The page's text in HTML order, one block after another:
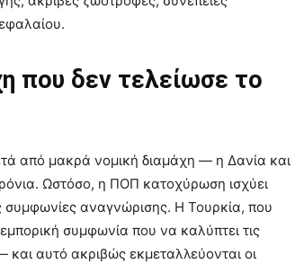
που δεν τελείωσε το
από μακρά νομική διαμάχη — η Δανία και
Ωστόσο, η ΠΟΠ κατοχύρωση ισχύει
συμφωνίες αναγνώρισης. Η Τουρκία, που
συμφωνία που να καλύπτει τις
και αυτό ακριβώς εκμεταλλεύονται οι